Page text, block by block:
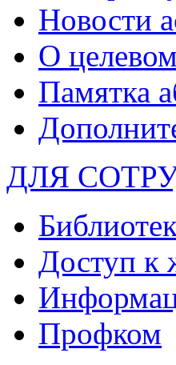
Новости
О
Памятка
ДЛЯ
Доступ к
Профком